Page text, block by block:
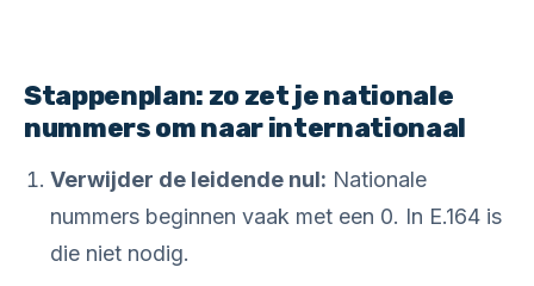
Stappenplan: zo zet je nationale
nummers om naar internationaal
Verwijder de leidende nul: Nationale
nummers beginnen vaak met een 0. In E.164 is
die niet nodig.